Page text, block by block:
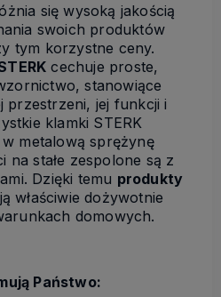
się wysoką jakością
swoich produktów
tym korzystne ceny.
cechuje proste,
stanowiące
przestrzeni, jej funkcji i
klamki STERK
metalową sprężynę
na stałe zespolone są z
Dzięki temu produkty
właściwie dożywotnie
domowych.
Państwo: